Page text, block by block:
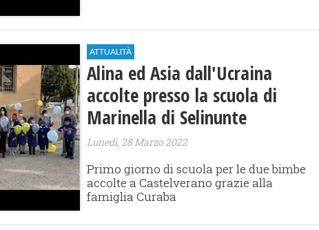
ATTUALITÀ
Alina ed Asia dall'Ucraina
accolte presso la scuola di
Marinella di Selinunte
Lunedì, 28 Marzo 2022
Primo giorno di scuola per le due bimbe
accolte a Castelverano grazie alla
famiglia Curaba